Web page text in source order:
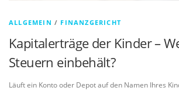
ALLGEMEIN / FINANZGERICHT
Kapitalerträge der Kinder –
Steuern einbehält?
Läuft ein Konto oder Depot auf den Namen Ihres